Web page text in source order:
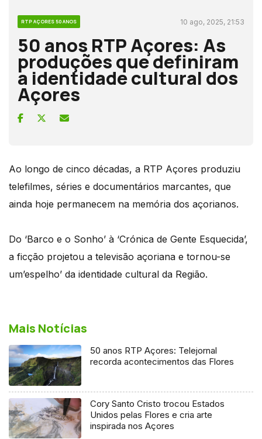
RTP AÇORES 50 ANOS 10 ago, 2025, 21:53
50 anos RTP Açores: As
produções que definiram
a identidade cultural dos
Açores
Ao longo de cinco décadas, a RTP Açores produziu
telefilmes, séries e documentários marcantes, que
ainda hoje permanecem na memória dos açorianos.
Do ‘Barco e o Sonho’ à ‘Crónica de Gente Esquecida’,
a ficção projetou a televisão açoriana e tornou-se
um’espelho’ da identidade cultural da Região.
Mais Notícias
50 anos RTP Açores: Telejornal
recorda acontecimentos das Flores
Cory Santo Cristo trocou Estados
Unidos pelas Flores e cria arte
inspirada nos Açores